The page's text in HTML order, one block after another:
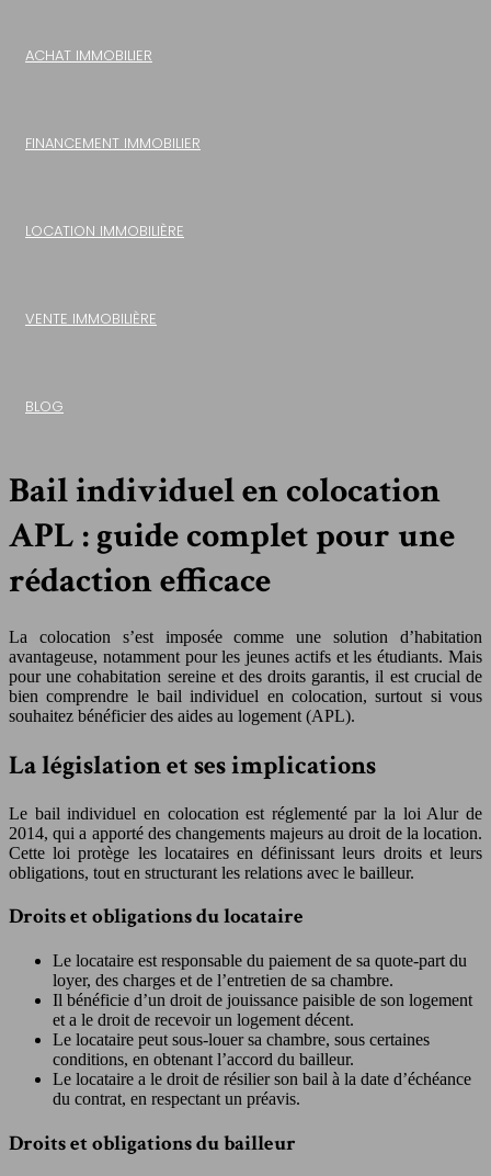
ACHAT IMMOBILIER
FINANCEMENT IMMOBILIER
LOCATION IMMOBILIÈRE
VENTE IMMOBILIÈRE
BLOG
Bail individuel en colocation
APL : guide complet pour une
rédaction efficace
La colocation s’est imposée comme une solution d’habitation
avantageuse, notamment pour les jeunes actifs et les étudiants. Mais
pour une cohabitation sereine et des droits garantis, il est crucial de
bien comprendre le bail individuel en colocation, surtout si vous
souhaitez bénéficier des aides au logement (APL).
La législation et ses implications
Le bail individuel en colocation est réglementé par la loi Alur de
2014, qui a apporté des changements majeurs au droit de la location.
Cette loi protège les locataires en définissant leurs droits et leurs
obligations, tout en structurant les relations avec le bailleur.
Droits et obligations du locataire
Le locataire est responsable du paiement de sa quote-part du
loyer, des charges et de l’entretien de sa chambre.
Il bénéficie d’un droit de jouissance paisible de son logement
et a le droit de recevoir un logement décent.
Le locataire peut sous-louer sa chambre, sous certaines
conditions, en obtenant l’accord du bailleur.
Le locataire a le droit de résilier son bail à la date d’échéance
du contrat, en respectant un préavis.
Droits et obligations du bailleur